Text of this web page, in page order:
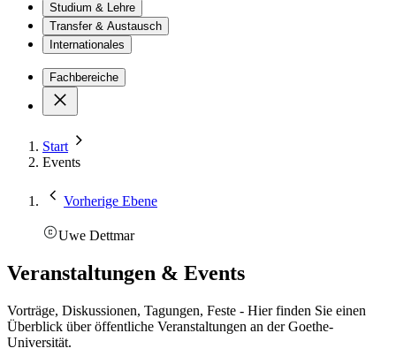
Studium & Lehre
Transfer & Austausch
Internationales
Fachbereiche
Start
Events
Vorherige Ebene
Uwe Dettmar
Veranstaltungen & Events
Vorträge, Diskussionen, Tagungen, Feste - Hier finden Sie einen
Überblick über öffentliche Veranstaltungen an der Goethe-
Universität.